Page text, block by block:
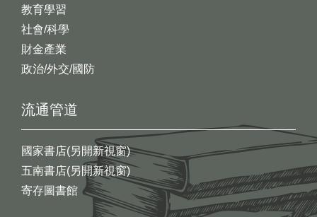
教育學習
社會/科學
財金產業
政治/外交/國防
流通管道
國家書店(另開新視窗)
五南書店(另開新視窗)
寄存圖書館